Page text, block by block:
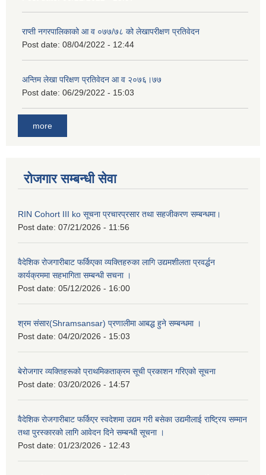
राप्ती नगरपालिकाको आ व ०७७/७८ को लेखापरीक्षण प्रतिवेदन
Post date: 08/04/2022 - 12:44
अन्तिम लेखा परिक्षण प्रतिवेदन आ व २०७६।७७
Post date: 06/29/2022 - 15:03
more
रोजगार सम्बन्धी सेवा
RIN Cohort III ko सूचना प्रचारप्रसार तथा सहजीकरण सम्बन्धमा।
Post date: 07/21/2026 - 11:56
वैदेशिक रोजगारीबाट फर्किएका व्यक्तिहरुका लागि उद्यमशीलता प्रवर्द्धन
कार्यक्रममा सहभागिता सम्बन्धी सचना ।
Post date: 05/12/2026 - 16:00
श्रम संसार(Shramsansar) प्रणालीमा आबद्ध हुने सम्बन्धमा ।
Post date: 04/20/2026 - 15:03
बेरोजगार व्यक्तिहरूको प्राथमिकताक्रम सूची प्रकाशन गरिएको सूचना
Post date: 03/20/2026 - 14:57
वैदेशिक रोजगारीबाट फर्किएर स्वदेशमा उद्यम गरी बसेका उद्यमीलाई राष्ट्रिय सम्मान
तथा पुरस्कारको लागि आवेदन दिने सम्बन्धी सूचना ।
Post date: 01/23/2026 - 12:43